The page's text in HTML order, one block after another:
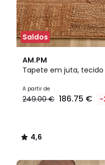
Saldos
AM.PM
Tapete em juta, tecido
A partir de
249.00 € 186.75 € -
4,6
/ 5
4,6
/